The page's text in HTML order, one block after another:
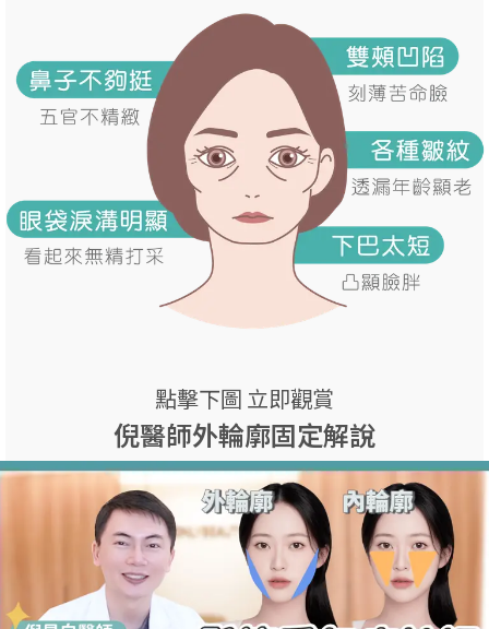
點擊下圖 立即觀賞
倪醫師外輪廓固定解說